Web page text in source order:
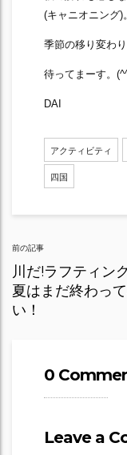
(キャニオニング)。
季節の移り変わ
待ってまーす。
DAI
アクティビティ
四国
Post
navigation
前の記事
川だ!ラフティン
夏はまだ終わっ
い！
0
Leave a